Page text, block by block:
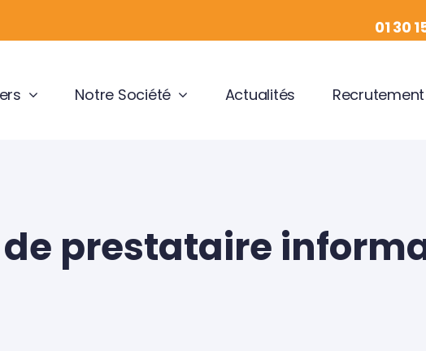
01 30
Notre Société Actualités Recrutement
prestataire